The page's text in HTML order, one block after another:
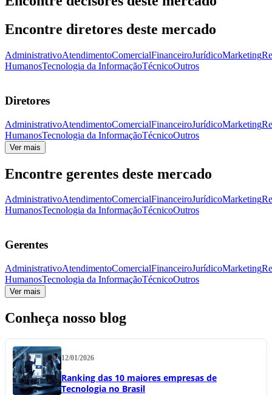
Encontre diretores deste mercado
AdministrativoAtendimentoComercialFinanceiroJurídicoMarketing
HumanosTecnologia da InformaçãoTécnicoOutros
Diretores
AdministrativoAtendimentoComercialFinanceiroJurídicoMarketing
HumanosTecnologia da InformaçãoTécnicoOutros
Ver mais
Encontre gerentes deste mercado
AdministrativoAtendimentoComercialFinanceiroJurídicoMarketing
HumanosTecnologia da InformaçãoTécnicoOutros
Gerentes
AdministrativoAtendimentoComercialFinanceiroJurídicoMarketing
HumanosTecnologia da InformaçãoTécnicoOutros
Ver mais
Conheça nosso blog
12/01/2026
Ranking das 10 maiores empresas de
Tecnologia no Brasil